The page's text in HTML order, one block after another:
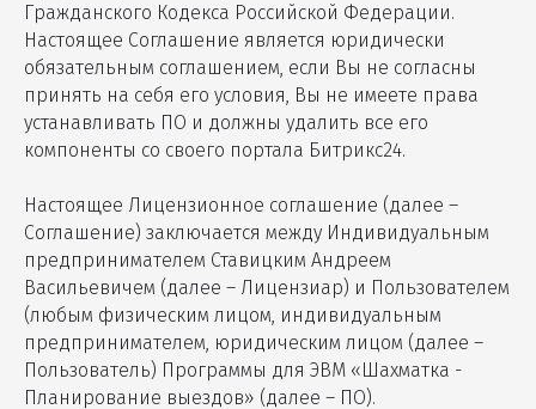
Гражданского Кодекса Российской Федерации.
Настоящее Соглашение является юридически
обязательным соглашением, если Вы не согласны
принять на себя его условия, Вы не имеете права
устанавливать ПО и должны удалить все его
компоненты со своего портала Битрикс24.
Настоящее Лицензионное соглашение (далее –
Соглашение) заключается между Индивидуальным
предпринимателем Ставицким Андреем
Васильевичем (далее – Лицензиар) и Пользователем
(любым физическим лицом, индивидуальным
предпринимателем, юридическим лицом (далее –
Пользователь) Программы для ЭВМ «Шахматка -
Планирование выездов» (далее – ПО).